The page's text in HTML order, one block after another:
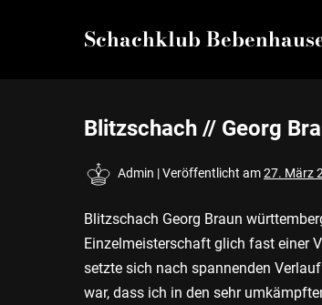
Schachklub
Blitzschach // Georg
Admin |Veröffentlicht am27. März
Blitzschach Georg Braun
Einzelmeisterschaft glich fast einer
setzte sich nach spannenden
war, dass ich in den sehr